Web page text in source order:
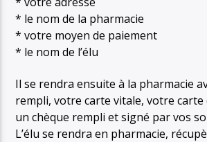
* le nom de la pharmacie
* votre moyen de paiement
* le nom de l’élu
Il se rendra ensuite à la pharmacie
rempli, votre carte vitale, votre
un chèque rempli et signé par vos
L’élu se rendra en pharmacie,